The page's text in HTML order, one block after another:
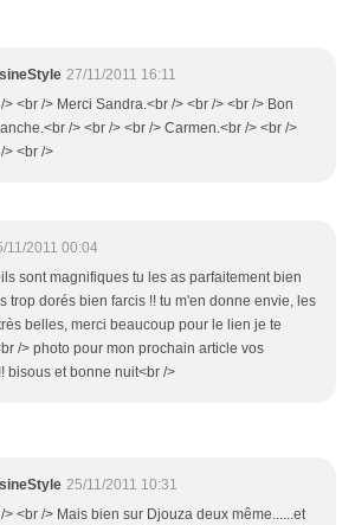
27/11/2011 16:11
> <br /> Merci Sandra.<br /> <br /> <br /> Bon
/> <br /> <br /> Carmen.<br /> <br />
> <br />
11/2011 00:04
sont magnifiques tu les as parfaitement bien
trop dorés bien farcis !! tu m'en donne envie, les
belles, merci beaucoup pour le lien je te
/> photo pour mon prochain article vos
bisous et bonne nuit<br />
25/11/2011 10:31
> <br /> Mais bien sur Djouza deux même......et